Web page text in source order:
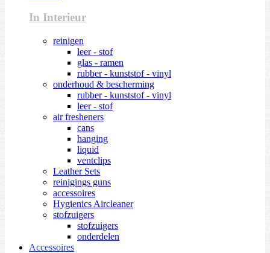
In Interieur
reinigen
leer - stof
glas - ramen
rubber - kunststof - vinyl
onderhoud & bescherming
rubber - kunststof - vinyl
leer - stof
air fresheners
cans
hanging
liquid
ventclips
Leather Sets
reinigings guns
accessoires
Hygienics Aircleaner
stofzuigers
stofzuigers
onderdelen
Accessoires